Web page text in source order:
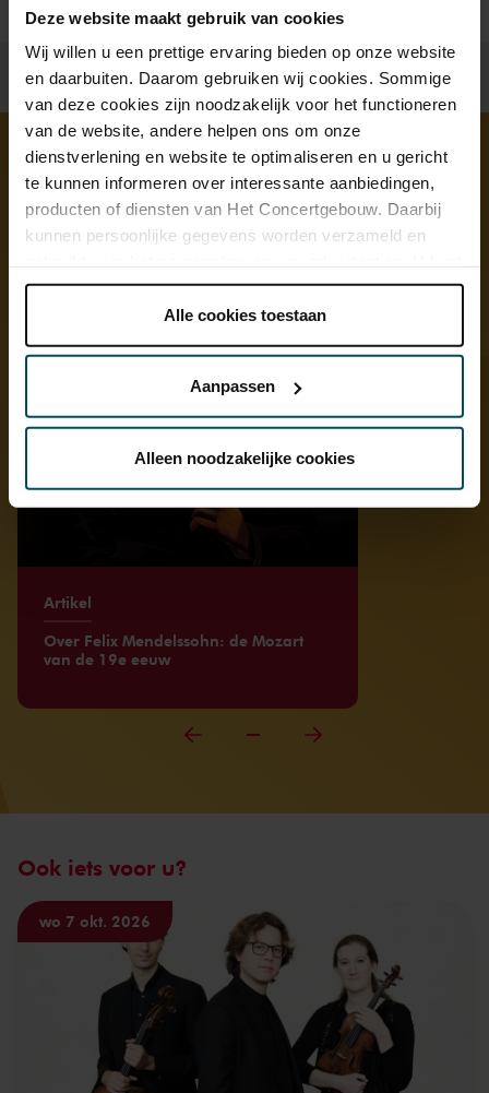
Deze website maakt gebruik van cookies
Wij willen u een prettige ervaring bieden op onze website
en daarbuiten. Daarom gebruiken wij cookies. Sommige
van deze cookies zijn noodzakelijk voor het functioneren
van de website, andere helpen ons om onze
dienstverlening en website te optimaliseren en u gericht
te kunnen informeren over interessante aanbiedingen,
producten of diensten van Het Concertgebouw. Daarbij
kunnen persoonlijke gegevens worden verzameld en
onder 'aanpassen' zelf welke cookies wij mogen
Lees onze cookieverklaring hier. Lees onze
Via decookieverklaringop onze website kunt u uw
We werken samen met32 derden
Alle cookies toestaan
Aanpassen
Alleen noodzakelijke cookies
Ontdek meer
Artikel
Over Felix Mendelssohn: de Mozart
van de 19e eeuw
Ook iets voor u?
wo 7 okt. 2026